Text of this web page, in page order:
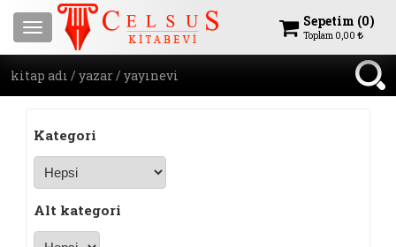
Menu Sepetim (0)
Toplam 0,00
Kategori
Alt kategori